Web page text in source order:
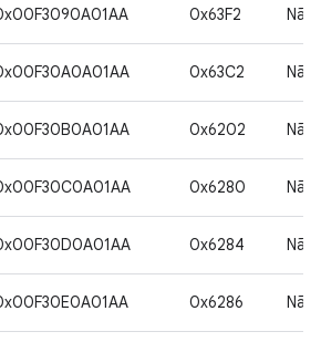
0x63F2 Não
0x63C2 Não
0x6202 Não
0x6280 Não
0x6284 Não
0x6286 Não